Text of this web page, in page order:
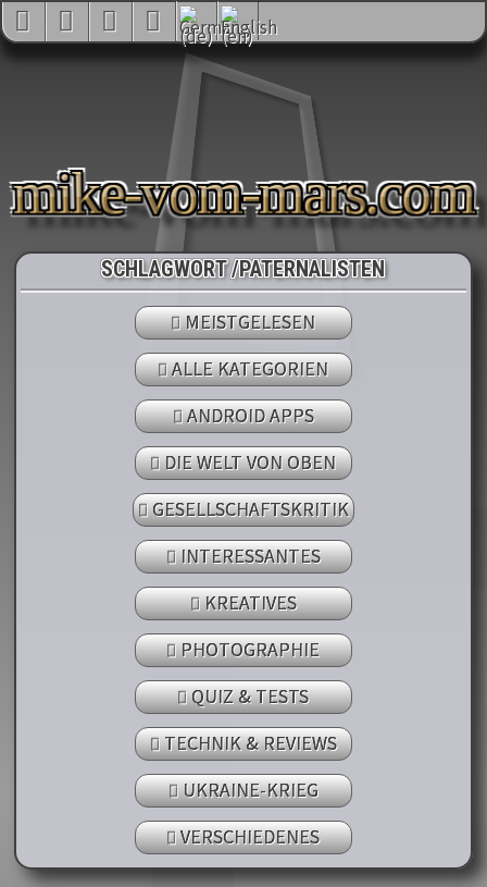
mike-vom-mars.com
SCHLAGWORT /PATERNALISTEN
MEISTGELESEN
ALLE KATEGORIEN
ANDROID APPS
DIE WELT VON OBEN
GESELLSCHAFTSKRITIK
INTERESSANTES
KREATIVES
PHOTOGRAPHIE
QUIZ & TESTS
TECHNIK & REVIEWS
UKRAINE-KRIEG
VERSCHIEDENES